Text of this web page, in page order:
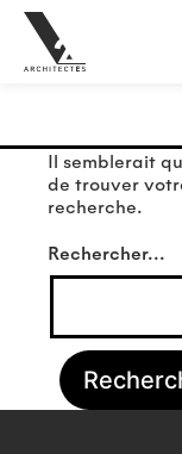
Il semblerait
de trouver
recherche.
Rechercher…